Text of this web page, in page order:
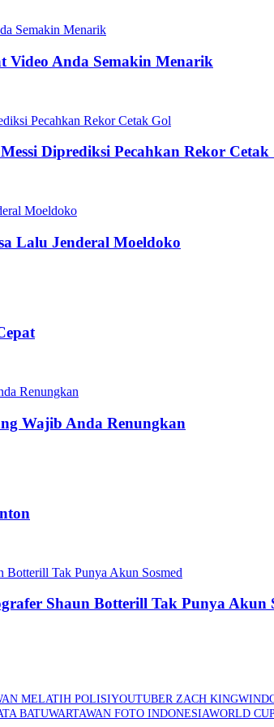
Video Anda Semakin Menarik
Diprediksi Pecahkan Rekor Cetak
Lalu Jenderal Moeldoko
Wajib Anda Renungkan
Shaun Botterill Tak Punya Akun
MELATIH POLISIYOUTUBER ZACH KING
BATUWARTAWAN FOTO INDONESIAWORLD